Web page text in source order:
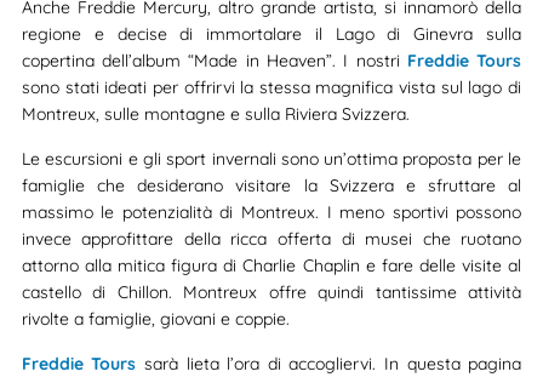
Anche Freddie Mercury, altro grande artista, si innamorò della
regione e decise di immortalare il Lago di Ginevra sulla
copertina dell’album “Made in Heaven”. I nostri Freddie Tours
sono stati ideati per offrirvi la stessa magnifica vista sul lago di
Montreux, sulle montagne e sulla Riviera Svizzera.
Le escursioni e gli sport invernali sono un’ottima proposta per le
famiglie che desiderano visitare la Svizzera e sfruttare al
massimo le potenzialità di Montreux. I meno sportivi possono
invece approfittare della ricca offerta di musei che ruotano
attorno alla mitica figura di Charlie Chaplin e fare delle visite al
castello di Chillon. Montreux offre quindi tantissime attività
rivolte a famiglie, giovani e coppie.
Freddie Tours sarà lieta l’ora di accogliervi. In questa pagina